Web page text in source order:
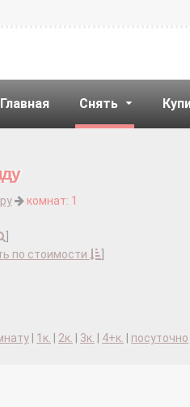
Главная Снять
комнат: 1
по стоимости
1к. 2к. 3к. 4+к. посуточно